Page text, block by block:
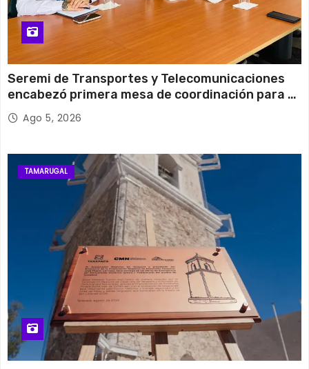
Seremi de Transportes y Telecomunicaciones
encabezó primera mesa de coordinación para el
retiro de cables en desuso en Iquique
Ago 5, 2026
TAMARUGAL